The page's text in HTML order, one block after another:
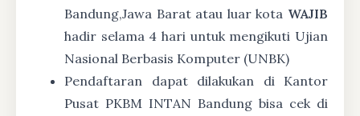
Bandung,Jawa Barat atau luar kota WAJIB
hadir selama 4 hari untuk mengikuti Ujian
Nasional Berbasis Komputer (UNBK)
Pendaftaran dapat dilakukan di Kantor
Pusat PKBM INTAN Bandung bisa cek di